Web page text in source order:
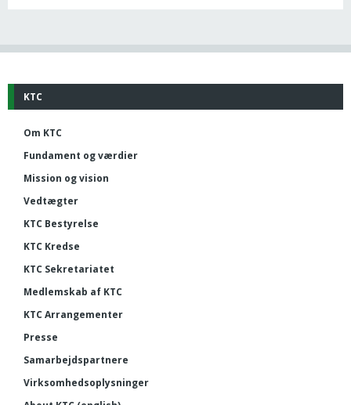
KTC
Om KTC
Fundament og værdier
Mission og vision
Vedtægter
KTC Bestyrelse
KTC Kredse
KTC Sekretariatet
Medlemskab af KTC
KTC Arrangementer
Presse
Samarbejdspartnere
Virksomhedsoplysninger